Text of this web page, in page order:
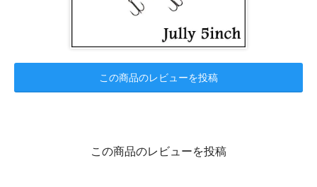
この商品のレビューを投稿
この商品のレビューを投稿